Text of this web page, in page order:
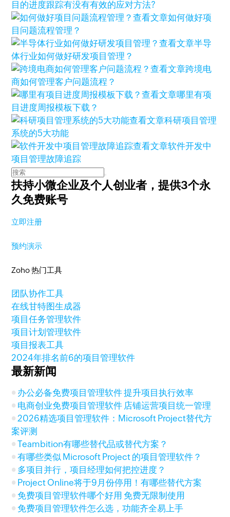
目的进度跟踪有没有有效的应对方法?
查看文章如何做好项
目问题流程管理？
查看文章半导
体行业如何做好研发项目管理？
查看文章跨境电
商如何管理客户问题流程？
查看文章哪里有项
目进度周报模板下载？
查看文章科研项目管理
系统的5大功能
查看文章软件开发中
项目管理故障追踪
扶持小微企业及个人创业者，提供3个永
久免费账号
立即注册
预约演示
Zoho 热门工具
团队协作工具
在线甘特图生成器
项目任务管理软件
项目计划管理软件
项目报表工具
2024年排名前6的项目管理软件
最新新闻
办公必备免费项目管理软件 提升项目执行效率
电商创业免费项目管理软件 店铺运营项目统一管理
2026精选项目管理软件：Microsoft Project替代方
案评测
Teambition有哪些替代品或替代方案？
有哪些类似 Microsoft Project 的项目管理软件？
多项目并行，项目经理如何把控进度？
Project Online将于9月份停用！有哪些替代方案
免费项目管理软件哪个好用 免费无限制使用
免费项目管理软件怎么选，功能齐全易上手